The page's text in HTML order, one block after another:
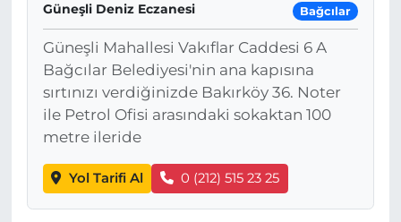
Güneşli Deniz Eczanesi Bağcılar
Güneşli Mahallesi Vakıflar Caddesi 6 A
Bağcılar Belediyesi'nin ana kapısına
sırtınızı verdiğinizde Bakırköy 36. Noter
ile Petrol Ofisi arasındaki sokaktan 100
metre ileride
Yol Tarifi Al 0 (212) 515 23 25